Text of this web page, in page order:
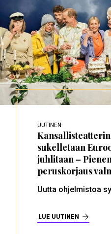
UUTINEN
sukelletaan
juhlitaan –
peruskorjaus
Uutta ohjelmistoa
LUE UUTINEN